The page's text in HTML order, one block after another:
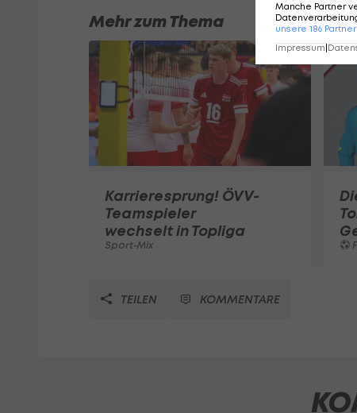
Mehr zum Thema
Karrieresprung! ÖVV-
Teamspieler
wechselt in Topliga
Sport-Mix
TEILEN KOMMENTARE
Manche Partner
unsere 186 Partner
Impressum